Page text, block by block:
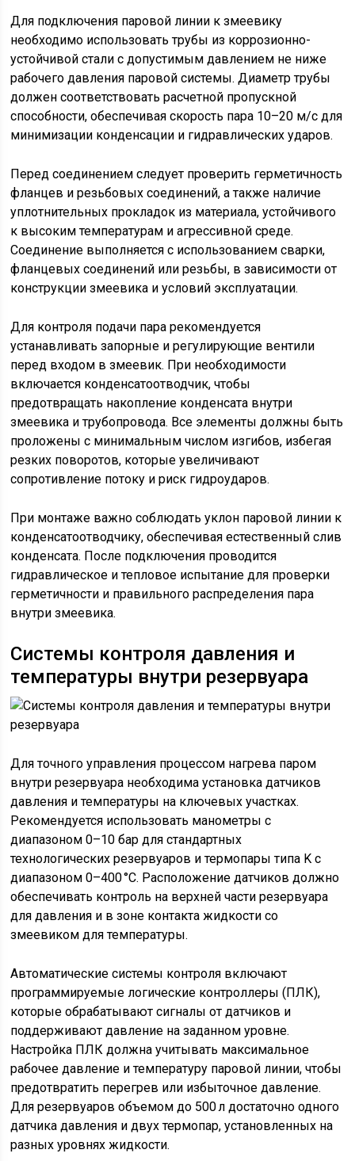
Для подключения паровой линии к змеевику
необходимо использовать трубы из коррозионно-
устойчивой стали с допустимым давлением не ниже
рабочего давления паровой системы. Диаметр трубы
должен соответствовать расчетной пропускной
способности, обеспечивая скорость пара 10–20 м/с для
минимизации конденсации и гидравлических ударов.
Перед соединением следует проверить герметичность
фланцев и резьбовых соединений, а также наличие
уплотнительных прокладок из материала, устойчивого
к высоким температурам и агрессивной среде.
Соединение выполняется с использованием сварки,
фланцевых соединений или резьбы, в зависимости от
конструкции змеевика и условий эксплуатации.
Для контроля подачи пара рекомендуется
устанавливать запорные и регулирующие вентили
перед входом в змеевик. При необходимости
включается конденсатоотводчик, чтобы
предотвращать накопление конденсата внутри
змеевика и трубопровода. Все элементы должны быть
проложены с минимальным числом изгибов, избегая
резких поворотов, которые увеличивают
сопротивление потоку и риск гидроударов.
При монтаже важно соблюдать уклон паровой линии к
конденсатоотводчику, обеспечивая естественный слив
конденсата. После подключения проводится
гидравлическое и тепловое испытание для проверки
герметичности и правильного распределения пара
внутри змеевика.
Системы контроля давления и
температуры внутри резервуара
Для точного управления процессом нагрева паром
внутри резервуара необходима установка датчиков
давления и температуры на ключевых участках.
Рекомендуется использовать манометры с
диапазоном 0–10 бар для стандартных
технологических резервуаров и термопары типа K с
диапазоном 0–400 °C. Расположение датчиков должно
обеспечивать контроль на верхней части резервуара
для давления и в зоне контакта жидкости со
змеевиком для температуры.
Автоматические системы контроля включают
программируемые логические контроллеры (ПЛК),
которые обрабатывают сигналы от датчиков и
поддерживают давление на заданном уровне.
Настройка ПЛК должна учитывать максимальное
рабочее давление и температуру паровой линии, чтобы
предотвратить перегрев или избыточное давление.
Для резервуаров объемом до 500 л достаточно одного
датчика давления и двух термопар, установленных на
разных уровнях жидкости.